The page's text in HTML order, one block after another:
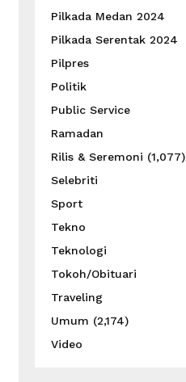
Pilkada Medan 2024
Pilkada Serentak 2024
Pilpres
Politik
Public Service
Ramadan
Rilis & Seremoni (1,077)
Selebriti
Sport
Tekno
Teknologi
Tokoh/Obituari
Traveling
Umum (2,174)
Video